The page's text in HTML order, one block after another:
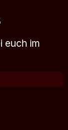
euch im